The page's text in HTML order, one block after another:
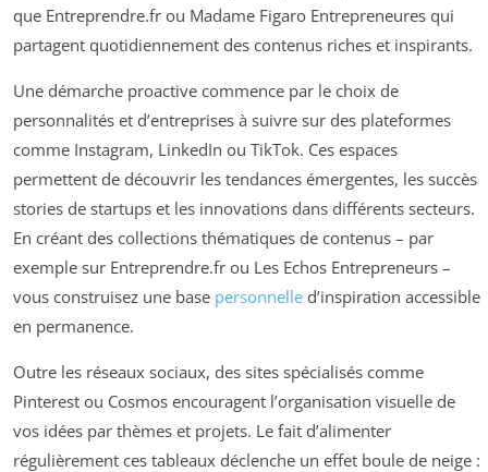
que Entreprendre.fr ou Madame Figaro Entrepreneures qui
partagent quotidiennement des contenus riches et inspirants.
Une démarche proactive commence par le choix de
personnalités et d’entreprises à suivre sur des plateformes
comme Instagram, LinkedIn ou TikTok. Ces espaces
permettent de découvrir les tendances émergentes, les succès
stories de startups et les innovations dans différents secteurs.
En créant des collections thématiques de contenus – par
exemple sur Entreprendre.fr ou Les Echos Entrepreneurs –
vous construisez une base personnelle d’inspiration accessible
en permanence.
Outre les réseaux sociaux, des sites spécialisés comme
Pinterest ou Cosmos encouragent l’organisation visuelle de
vos idées par thèmes et projets. Le fait d’alimenter
régulièrement ces tableaux déclenche un effet boule de neige :